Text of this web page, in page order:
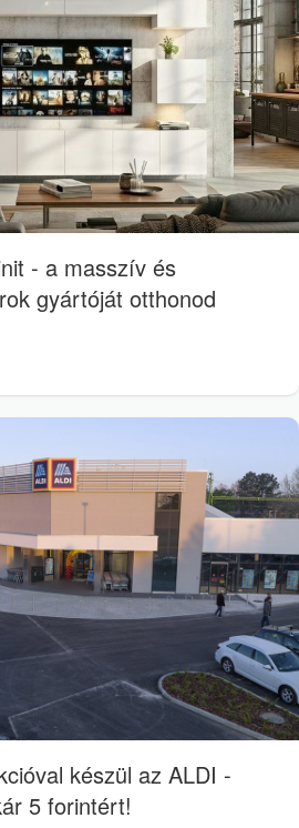
- a masszív és
gyártóját otthonod
készül az ALDI -
5 forintért!